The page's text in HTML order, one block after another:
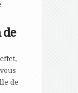
de
de